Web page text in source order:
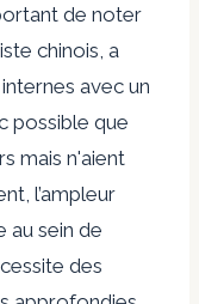
de noter
chinois, a
avec un
possible que
mais n'aient
l’ampleur
au sein de
des